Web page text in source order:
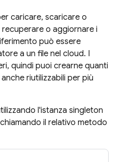
caricare, scaricare o
recuperare o aggiornare i
può essere
a un file nel cloud. I
quindi puoi crearne quanti
riutilizzabili per più
l'istanza singleton
il relativo metodo